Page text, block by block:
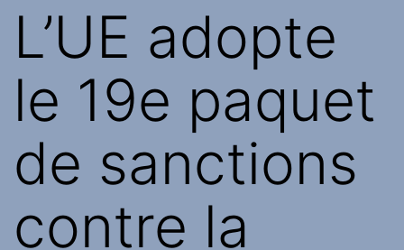
L’UE adopte
le 19e paquet
de sanctions
contre la